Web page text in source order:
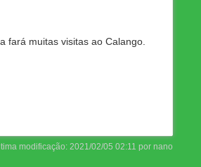
fará muitas visitas ao Calango.
modificação: 2021/02/05 02:11 por nano